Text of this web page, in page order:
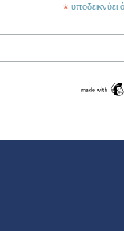
* υποδεικνύει
Swedish